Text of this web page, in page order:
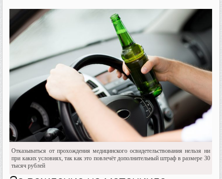
Отказываться от прохождения медицинского освидетельствования нельзя ни
при каких условиях, так как это повлечёт дополнительный штраф в размере 30
тысяч рублей